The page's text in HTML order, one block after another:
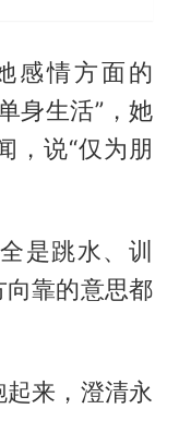
感情方面的
身生活”，她
，说“仅为朋
是跳水、训
靠的意思都
来，澄清永